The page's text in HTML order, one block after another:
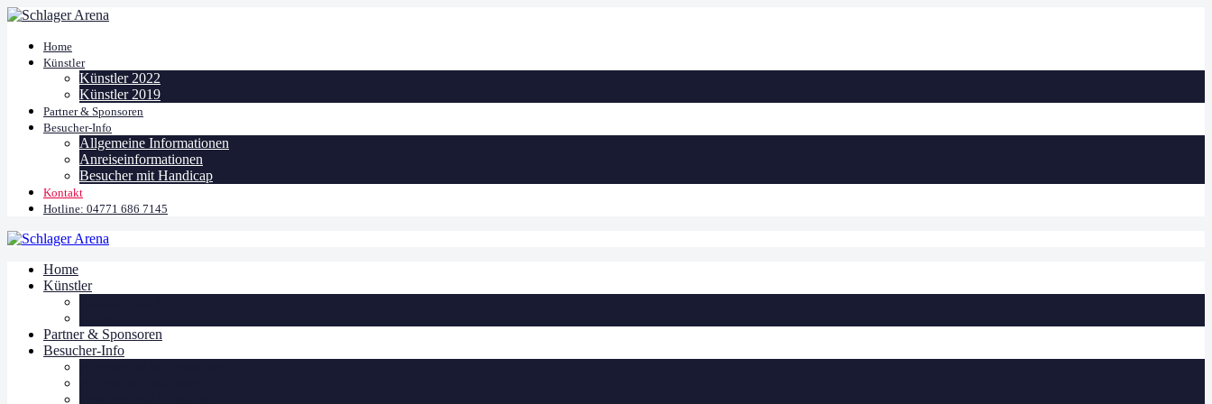
Home
Künstler
Künstler 2022
Künstler 2019
Partner & Sponsoren
Besucher-Info
Allgemeine Informationen
Anreiseinformationen
Besucher mit Handicap
Kontakt
Hotline: 04771 686 7145
Home
Künstler
Partner & Sponsoren
Besucher-Info